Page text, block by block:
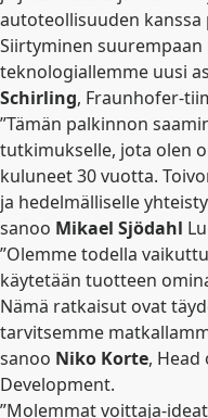
autoteollisuuden kanssa
Siirtyminen
teknologiallemme uusi
Schirling, Fraunhofer-
”Tämän palkinnon
tutkimukselle, jota olen
kuluneet 30 vuotta.
ja hedelmälliselle
sanoo Mikael Sjödahl
”Olemme todella
käytetään tuotteen
Nämä ratkaisut ovat
tarvitsemme
sanoo Niko Korte, Head
Development.
”Molemmat voittaja-